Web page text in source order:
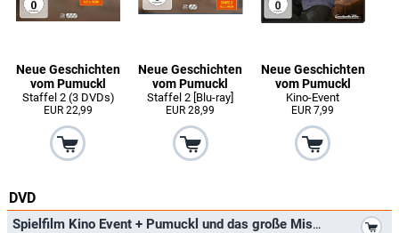
Neue Geschichten
vom Pumuckl
Staffel 2 (3 DVDs)
EUR 22,99
Neue Geschichten
vom Pumuckl
Staffel 2 [Blu-ray]
EUR 28,99
Neue Geschichten
vom Pumuckl
Kino-Event
EUR 7,99
DVD
Spielfilm Kino Event + Pumuckl und das große Missverständnis